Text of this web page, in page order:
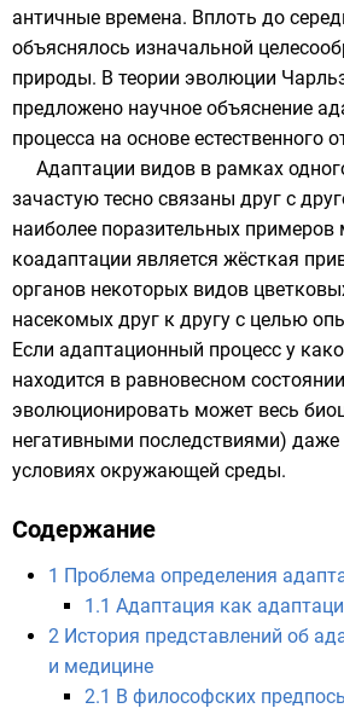
античные времена. Вплоть до
объяснялось изначальной
природы. В теории эволюции
предложено научное объяснение
процесса на основе естественного
Адаптации видов в рамках
зачастую тесно связаны друг с
наиболее поразительных
коадаптации является жёсткая
органов некоторых видов
насекомых друг к другу с целью
Если адаптационный процесс у
находится в равновесном
эволюционировать может весь
негативными последствиями) даже
условиях окружающей среды.
Содержание
1 Проблема определения
1.1 Адаптация как
2 История представлений об
и медицине
2.1 В философских